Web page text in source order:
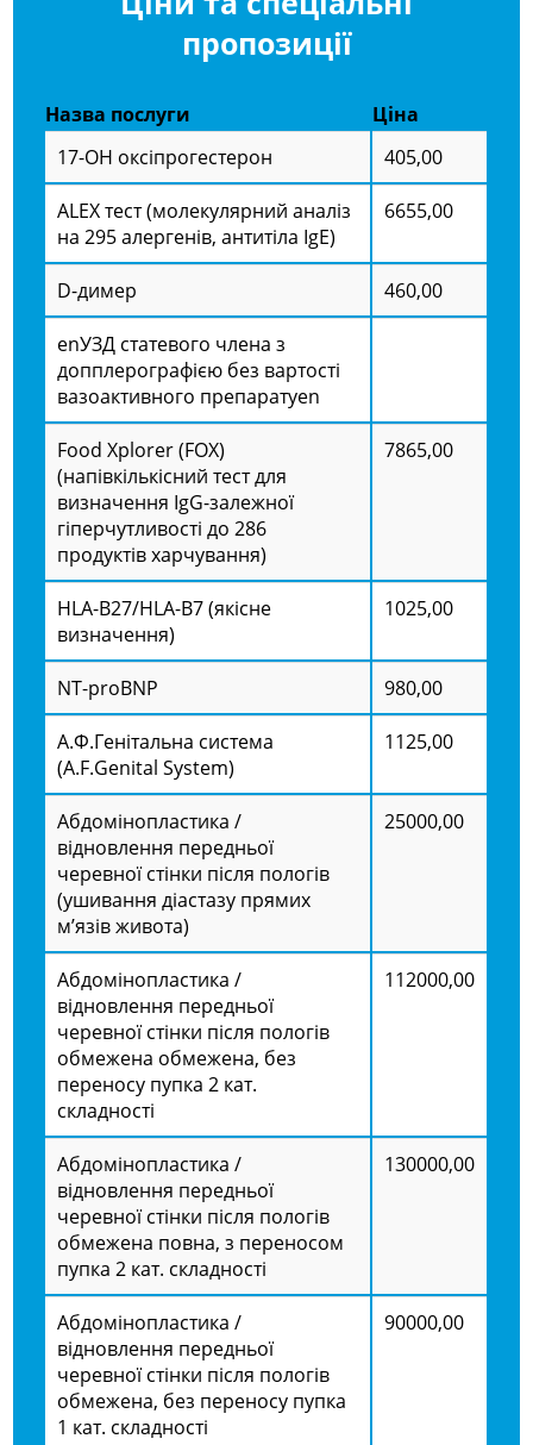
пропозиції
Назва послуги
Ціна
17-ОН оксіпрогестерон
405,00
ALEX тест (молекулярний аналіз
на 295 алергенів, антитіла IgE)
6655,00
D-димер 460,00
enУЗД статевого члена з
допплерографією без вартості
вазоактивного препаратуen
Food Xplorer (FOX)
(напівкількісний тест для
визначення IgG-залежної
гіперчутливості до 286
продуктів харчування)
7865,00
HLA-В27/HLA-В7 (якісне
визначення)
1025,00
NT-proBNP 980,00
А.Ф.Генітальна система
(A.F.Genital System)
1125,00
Абдомінопластика /
відновлення передньої
черевної стінки після пологів
(ушивання діастазу прямих
м’язів живота)
25000,00
Абдомінопластика /
відновлення передньої
черевної стінки після пологів
обмежена обмежена, без
переносу пупка 2 кат.
складності
112000,00
Абдомінопластика /
відновлення передньої
черевної стінки після пологів
обмежена повна, з переносом
пупка 2 кат. складності
130000,00
Абдомінопластика /
відновлення передньої
черевної стінки після пологів
обмежена, без переносу пупка
1 кат. складності
90000,00